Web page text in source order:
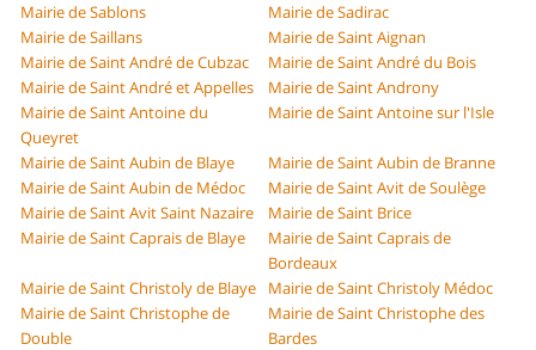
Mairie de Sablons
Mairie de Sadirac
Mairie de Saillans
Mairie de Saint Aignan
Mairie de Saint André de Cubzac
Mairie de Saint André du Bois
Mairie de Saint André et Appelles
Mairie de Saint Androny
Mairie de Saint Antoine du
Queyret
Mairie de Saint Antoine sur l'Isle
Mairie de Saint Aubin de Blaye
Mairie de Saint Aubin de Branne
Mairie de Saint Aubin de Médoc
Mairie de Saint Avit de Soulège
Mairie de Saint Avit Saint Nazaire
Mairie de Saint Brice
Mairie de Saint Caprais de Blaye
Mairie de Saint Caprais de
Bordeaux
Mairie de Saint Christoly de Blaye
Mairie de Saint Christoly Médoc
Mairie de Saint Christophe de
Double
Mairie de Saint Christophe des
Bardes